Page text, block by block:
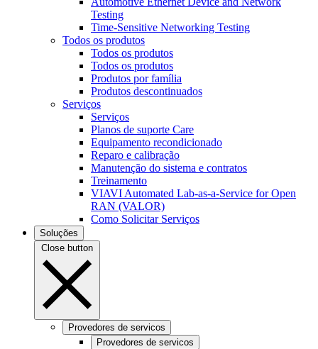
Testing
Time-Sensitive Networking Testing
Todos os produtos
Todos os produtos
Todos os produtos
Produtos por família
Produtos descontinuados
Serviços
Serviços
Planos de suporte Care
Equipamento recondicionado
Reparo e calibração
Manutenção do sistema e contratos
Treinamento
VIAVI Automated Lab-as-a-Service for Open
RAN (VALOR)
Como Solicitar Serviços
Soluções
Close button
Provedores de servicos
Provedores de servicos